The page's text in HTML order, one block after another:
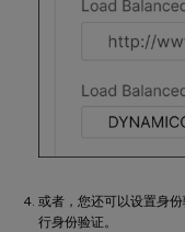
或者，您还可以设置身
行身份验证。